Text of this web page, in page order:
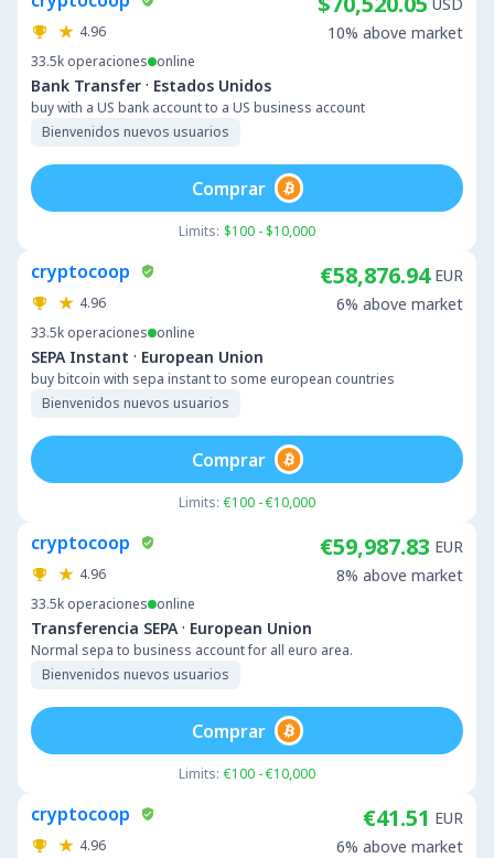
4.96
33.5k operaciones online
Bank Transfer · Estados Unidos
buy with a US bank account to a US business account
Bienvenidos nuevos usuarios
10% above market
Limits: $100 - $10,000
Comprar
cryptocoop
4.96
33.5k operaciones online
SEPA Instant · European Union
buy bitcoin with sepa instant to some european countries
Bienvenidos nuevos usuarios
€58,876.94 EUR
6% above market
Limits: €100 - €10,000
Comprar
cryptocoop
4.96
33.5k operaciones online
Transferencia SEPA · European Union
Normal sepa to business account for all euro area.
Bienvenidos nuevos usuarios
€59,987.83 EUR
8% above market
Limits: €100 - €10,000
Comprar
cryptocoop
4.96
€41.51 EUR
6% above market